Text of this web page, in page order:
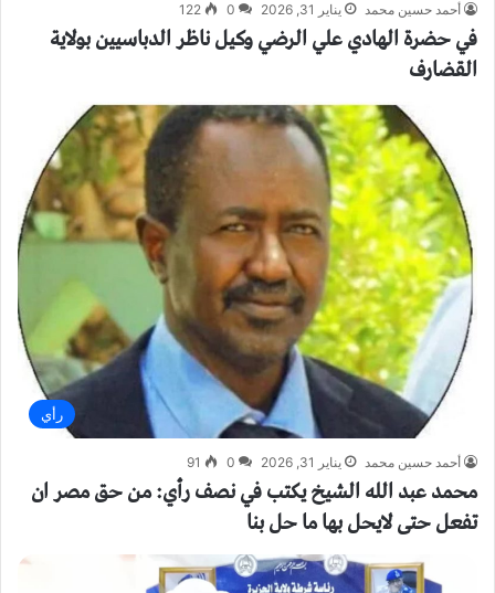
أحمد حسين محمد يناير 31, 2026 0
122
في حضرة الهادي علي الرضي وكيل ناظر الدباسيين بولاية
القضارف
رأي
أحمد حسين محمد يناير 31, 2026 0
91
محمد عبد الله الشيخ يكتب في نصف رأي: من حق مصر ان
تفعل حتى لايحل بها ما حل بنا